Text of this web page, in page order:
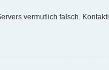
vermutlich falsch.